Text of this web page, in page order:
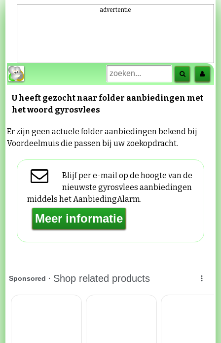
advertentie
U heeft gezocht naar folder aanbiedingen met
het woord gyrosvlees
Er zijn geen actuele folder aanbiedingen bekend bij
Voordeelmuis die passen bij uw zoekopdracht.
Blijf per e-mail op de hoogte van de
nieuwste gyrosvlees aanbiedingen
middels het AanbiedingAlarm.